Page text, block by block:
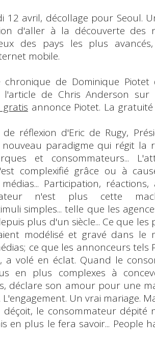
12 avril, décollage pour Seoul.
d'aller à la découverte des
des pays les plus
mobile.
chronique de Dominique Piotet
l'article de Chris Anderson sur
gratis annonce Piotet. La
réflexion d'Eric de Rugy,
nouveau paradigme qui régit la
et consommateurs...
complexifié grâce ou à
Participation, réactions,
n'est plus cette
simples... telle que les
plus d'un siècle... Ce que les
modélisé et gravé dans le
ce que les annonceurs tels
a volé en éclat. Quand le
en plus complexes à
déclare son amour pour une
Un vrai mariage.
le consommateur dépité
en plus le fera savoir... People